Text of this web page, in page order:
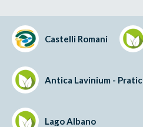
Castelli Romani
Antica Lavinium -
Lago Albano